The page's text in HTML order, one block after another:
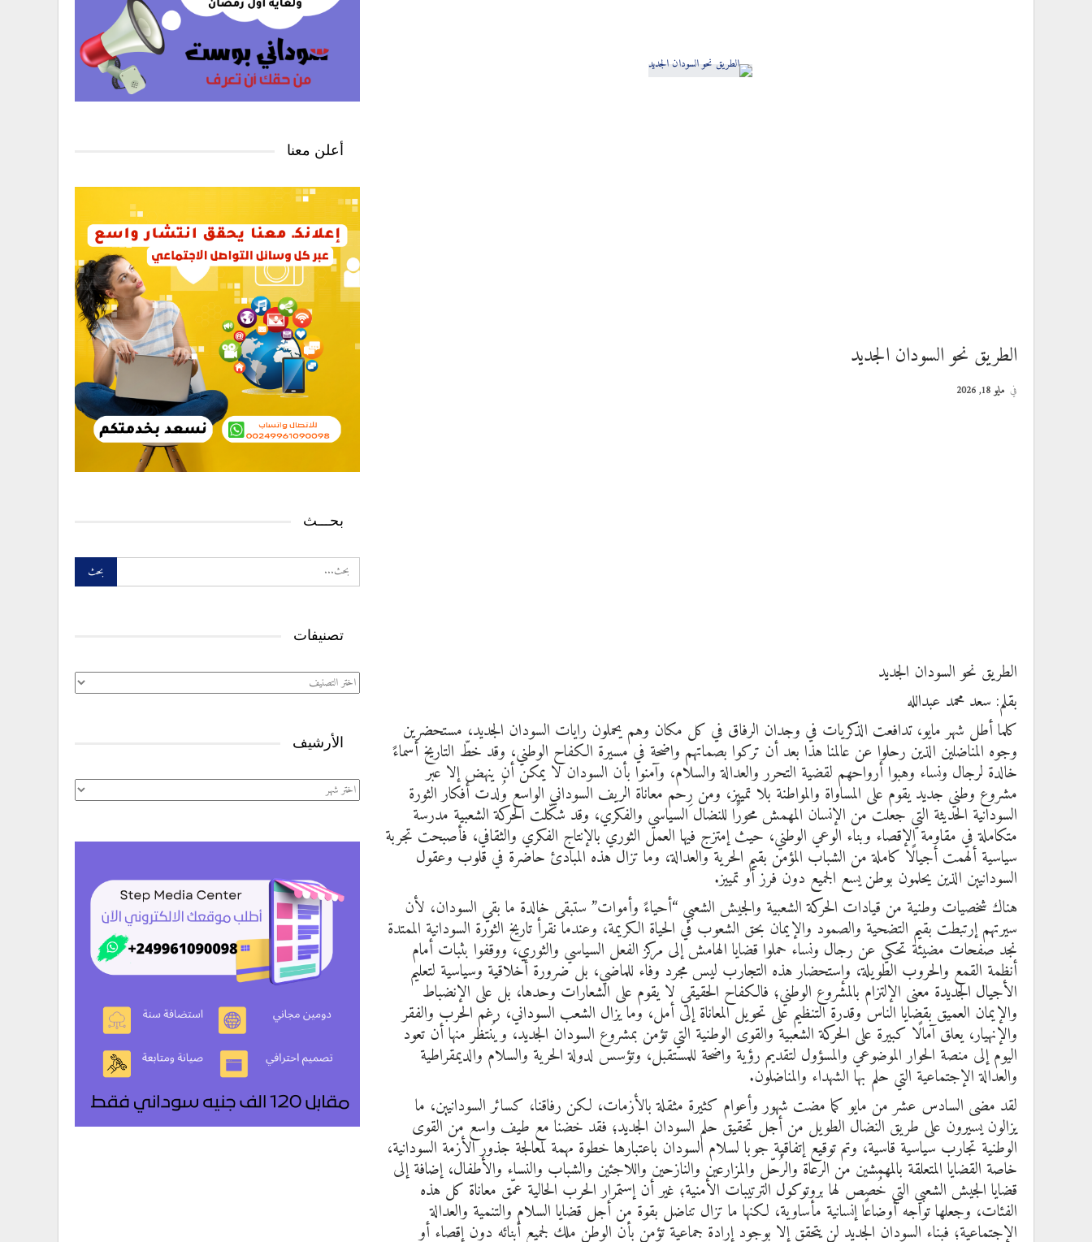
الطريق نحو السودان الجديد
في مايو 18, 2026
الطريق نحو السودان الجديد
بقلم: سعد محمد عبدالله
كلما أطل شهر مايو، تدافعت الذكريات في وجدان الرفاق في كل مكان وهم يحملون رايات السودان الجديد، مستحضرين
وجوه المناضلين الذين رحلوا عن عالمنا هذا بعد أن تركوا بصماتهم واضحة في مسيرة الكفاح الوطني، وقد خطّ التاريخ أسماءً
خالدة لرجال ونساء وهبوا أرواحهم لقضية التحرر والعدالة والسلام، وآمنوا بأن السودان لا يمكن أن ينهض إلا عبر
مشروع وطني جديد يقوم على المساواة والمواطنة بلا تمييز، ومن رِحم معاناة الريف السوداني الواسع وُلدت أفكار الثورة
السودانية الحديثة التي جعلت من الإنسان المهمش محورًا للنضال السياسي والفكري، وقد شكّلت الحركة الشعبية مدرسة
متكاملة في مقاومة الإقصاء وبناء الوعي الوطني، حيث إمتزج فيها العمل الثوري بالإنتاج الفكري والثقافي، فأصبحت تجربة
سياسية ألهمت أجيالًا كاملة من الشباب المؤمن بقيم الحرية والعدالة، وما تزال هذه المبادئ حاضرة في قلوب وعقول
السودانيين الذين يحلمون بوطن يسع الجميع دون فرز أو تمييز.
هناك شخصيات وطنية من قيادات الحركة الشعبية والجيش الشعبي “أحياءً وأموات” ستبقى خالدة ما بقي السودان، لأن
سيرتهم إرتبطت بقيم التضحية والصمود والإيمان بحق الشعوب في الحياة الكريمة، وعندما نقرأ تاريخ الثورة السودانية الممتدة
نجد صفحات مضيئة تحكي عن رجال ونساء حملوا قضايا الهامش إلى مركز الفعل السياسي والثوري، ووقفوا بثبات أمام
أنظمة القمع والحروب الطويلة، وإستحضار هذه التجارب ليس مجرد وفاء للماضي، بل ضرورة أخلاقية وسياسية لتعليم
الأجيال الجديدة معنى الإلتزام بالمشروع الوطني؛ فالكفاح الحقيقي لا يقوم على الشعارات وحدها، بل على الإنضباط
والإيمان العميق بقضايا الناس وقدرة التنظيم على تحويل المعاناة إلى أمل، وما يزال الشعب السوداني، رغم الحرب والفقر
والإنهيار، يعلق آمالًا كبيرة على الحركة الشعبية والقوى الوطنية التي تؤمن بمشروع السودان الجديد، ويُنتظر منها أن تعود
اليوم إلى منصة الحوار الموضوعي والمسؤول لتقديم رؤية واضحة للمستقبل، وتؤسس لدولة الحرية والسلام والديمقراطية
والعدالة الإجتماعية التي حلم بها الشهداء والمناضلون.
لقد مضى السادس عشر من مايو كما مضت شهور وأعوام كثيرة مثقلة بالأزمات، لكن رفاقنا، كسائر السودانيين، ما
يزالون يسيرون على طريق النضال الطويل من أجل تحقيق حلم السودان الجديد؛ فقد خضنا مع طيف واسع من القوى
الوطنية تجارب سياسية قاسية، وتم توقيع إتفاقية جوبا لسلام السودان باعتبارها خطوة مهمة لمعالجة جذور الأزمة السودانية،
خاصة القضايا المتعلقة بالمهمشين من الرعاة والرُحّل والمزارعين والنازحين واللاجئين والشباب والنساء والأطفال، إضافة إلى
قضايا الجيش الشعبي التي خُصص لها بروتوكول الترتيبات الأمنية؛ غير أن إستمرار الحرب الحالية عمّق معاناة كل هذه
الفئات، وجعلها تواجه أوضاعًا إنسانية مأساوية، لكنها ما تزال تناضل بقوة من أجل قضايا السلام والتنمية والعدالة
الإجتماعية؛ فبناء السودان الجديد لن يتحقق إلا بوجود إرادة جماعية تؤمن بأن الوطن ملك لجميع أبنائه دون إقصاء أو
أعلن معنا
بحـــث
تصنيفات
تصنيفات
الأرشيف
الأرشيف